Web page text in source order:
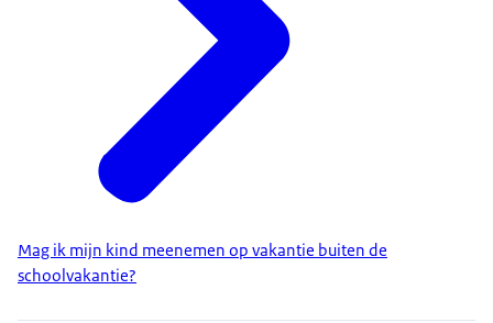
Mag ik mijn kind meenemen op vakantie buiten de
schoolvakantie?